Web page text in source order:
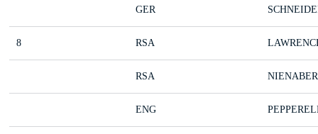
GER
8 RSA
RSA
ENG